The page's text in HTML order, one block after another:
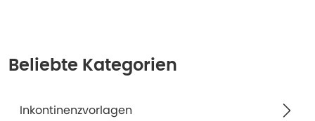
Beliebte Kategorien
Inkontinenzvorlagen